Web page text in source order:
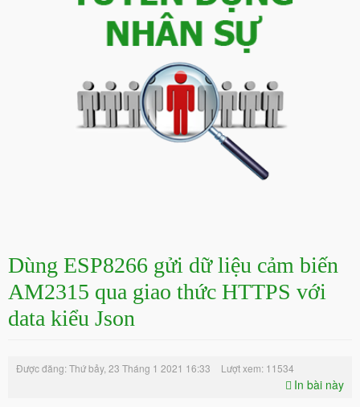
Dùng ESP8266 gửi dữ liệu cảm biến
AM2315 qua giao thức HTTPS với
data kiểu Json
Được đăng: Thứ bảy, 23 Tháng 1 2021 16:33 Lượt xem: 11534
In bài này